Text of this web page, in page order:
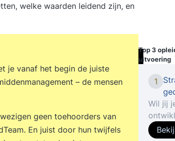
welke waarden leidend zijn, en
je vanaf het begin de juiste
– de mensen
geen toehoorders van
En juist door hun twijfels
Top 3
uitvoering
1
Wil jij
voor